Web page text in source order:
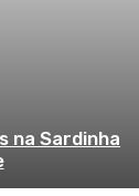
na Sardinha